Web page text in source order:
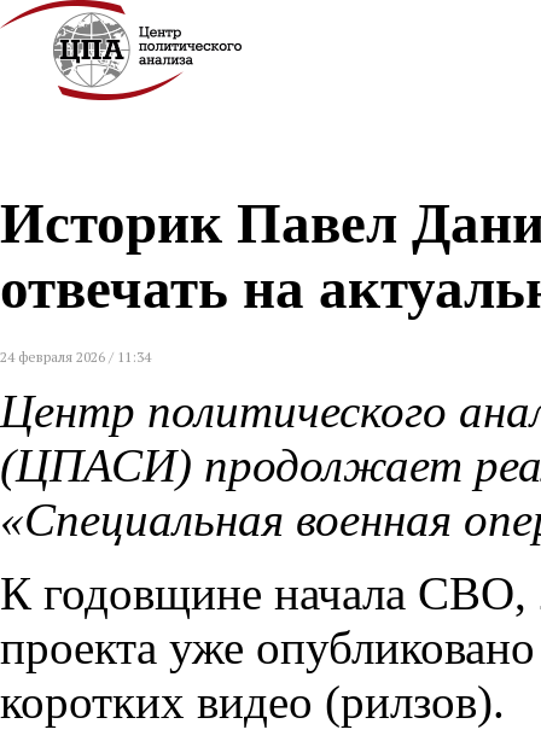
Историк Павел
отвечать на
24 февраля 2026 / 11:34
Центр политического
(ЦПАСИ) продолжает
«Специальная военная
К годовщине начала СВО,
проекта уже
коротких видео (рилзов).